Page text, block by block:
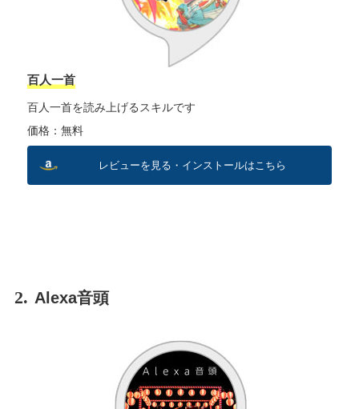
百人一首
百人一首を読み上げるスキルです
価格：無料
レビューを見る・インストールはこちら
2. Alexa音頭